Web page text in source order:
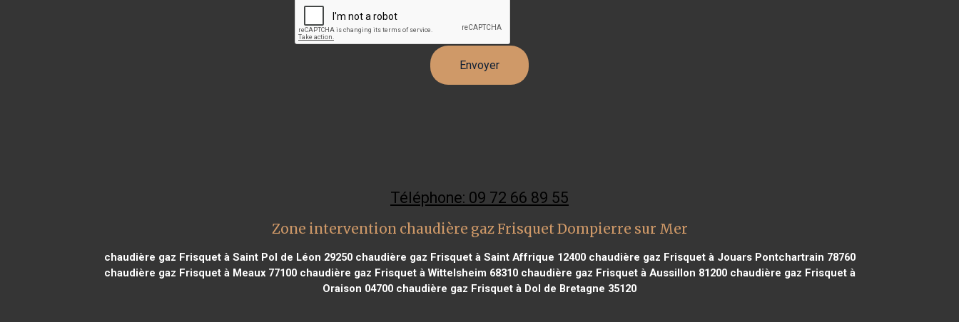
Téléphone: 09 72 66 89 55
Zone intervention chaudière gaz Frisquet Dompierre sur Mer
chaudière gaz Frisquet à Saint Pol de Léon 29250chaudière gaz Frisquet à Saint Affrique 12400chaudière gaz Frisquet à Jouars Pontchartrain 78760
chaudière gaz Frisquet à Meaux 77100chaudière gaz Frisquet à Wittelsheim 68310chaudière gaz Frisquet à Aussillon 81200chaudière gaz Frisquet à
Oraison 04700 chaudière gaz Frisquet à Dol de Bretagne 35120